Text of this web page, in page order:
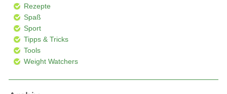
Rezepte
Spaß
Sport
Tipps & Tricks
Tools
Weight Watchers